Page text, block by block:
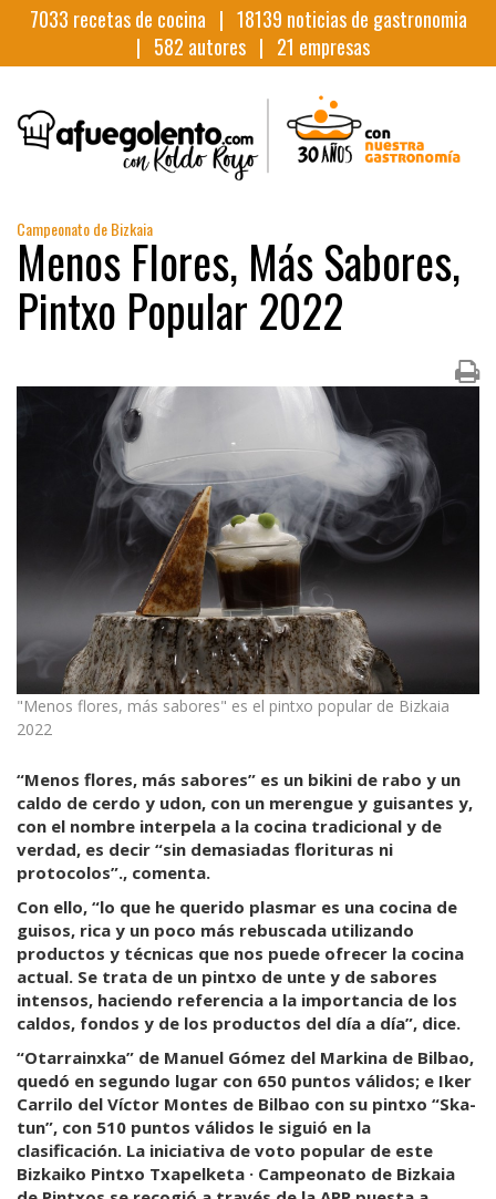
7033 recetas de cocina | 18139 noticias de gastronomia
| 582 autores | 21 empresas
Campeonato de Bizkaia
Menos Flores, Más Sabores,
Pintxo Popular 2022
"Menos flores, más sabores" es el pintxo popular de Bizkaia
2022
“Menos flores, más sabores” es un bikini de rabo y un
caldo de cerdo y udon, con un merengue y guisantes y,
con el nombre interpela a la cocina tradicional y de
verdad, es decir “sin demasiadas florituras ni
protocolos”., comenta.
Con ello, “lo que he querido plasmar es una cocina de
guisos, rica y un poco más rebuscada utilizando
productos y técnicas que nos puede ofrecer la cocina
actual. Se trata de un pintxo de unte y de sabores
intensos, haciendo referencia a la importancia de los
caldos, fondos y de los productos del día a día”, dice.
“Otarrainxka” de Manuel Gómez del Markina de Bilbao,
quedó en segundo lugar con 650 puntos válidos; e Iker
Carrilo del Víctor Montes de Bilbao con su pintxo “Ska-
tun”, con 510 puntos válidos le siguió en la
clasificación. La iniciativa de voto popular de este
Bizkaiko Pintxo Txapelketa · Campeonato de Bizkaia